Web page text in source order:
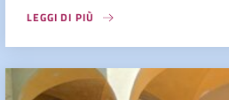
LEGGI DI PIÙ